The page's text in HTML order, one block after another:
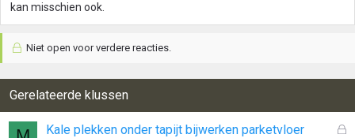
kan misschien ook.
Niet open voor verdere reacties.
Gerelateerde klussen
G
Kale plekken onder tapijt bijwerken parketvloer